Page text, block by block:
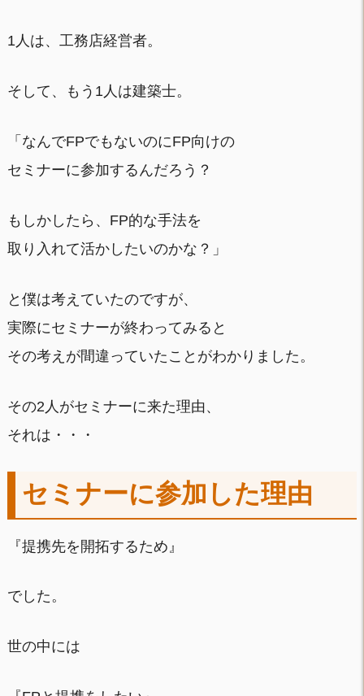
1人は、工務店経営者。
そして、もう1人は建築士。
「なんでFPでもないのにFP向けの
セミナーに参加するんだろう？
もしかしたら、FP的な手法を
取り入れて活かしたいのかな？」
と僕は考えていたのですが、
実際にセミナーが終わってみると
その考えが間違っていたことがわかりました。
その2人がセミナーに来た理由、
それは・・・
セミナーに参加した理由
『提携先を開拓するため』
でした。
世の中には